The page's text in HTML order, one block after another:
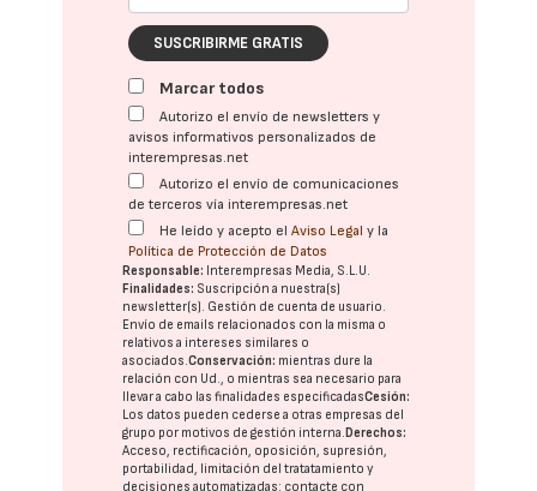
SUSCRIBIRME GRATIS
Marcar todos
Autorizo el envío de newsletters y
avisos informativos personalizados de
interempresas.net
Autorizo el envío de comunicaciones
de terceros vía interempresas.net
He leído y acepto elAviso Legal y la
Política de Protección de Datos
Responsable: Interempresas Media, S.L.U.
Finalidades: Suscripción a nuestra(s)
newsletter(s). Gestión de cuenta de usuario.
Envío de emails relacionados con la misma o
relativos a intereses similares o
asociados.Conservación: mientras dure la
relación con Ud., o mientras sea necesario para
llevar a cabo las finalidades especificadasCesión:
Los datos pueden cederse a otras empresas del
grupo por motivos de gestión interna. Derechos:
Acceso, rectificación, oposición, supresión,
portabilidad, limitación del tratatamiento y
decisiones automatizadas: contacte con